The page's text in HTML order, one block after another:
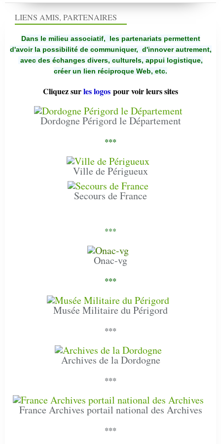
LIENS AMIS, PARTENAIRES
Dans le milieu associatif, les partenariats permettent
d'avoir la possibilité de communiquer, d'innover autrement,
avec des échanges divers, culturels, appui logistique,
créer un lien réciproque Web, etc.
Cliquez surles logos pour voir leurs sites
Dordogne Périgord le Département
***
Ville de Périgueux
Secours de France
***
Onac-vg
***
Musée Militaire du Périgord
***
Archives de la Dordogne
***
France Archives portail national des Archives
***